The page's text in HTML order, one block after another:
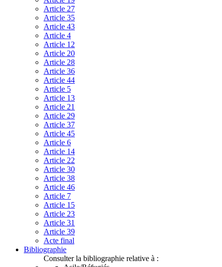
Article 27
Article 35
Article 43
Article 4
Article 12
Article 20
Article 28
Article 36
Article 44
Article 5
Article 13
Article 21
Article 29
Article 37
Article 45
Article 6
Article 14
Article 22
Article 30
Article 38
Article 46
Article 7
Article 15
Article 23
Article 31
Article 39
Acte final
Bibliographie
Consulter la bibliographie relative à :